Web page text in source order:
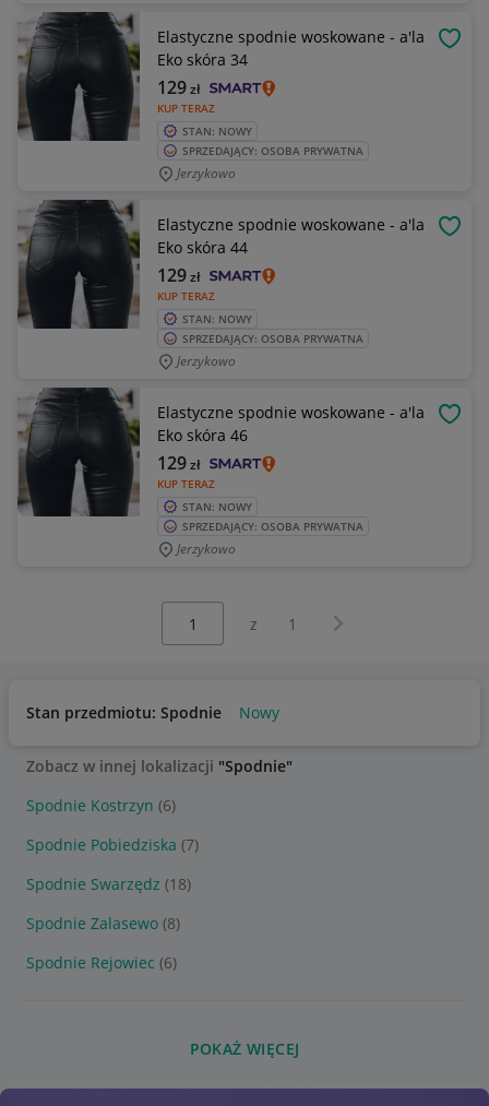
Elastyczne spodnie woskowane - a'la
Eko skóra 34
KUP TERAZ
129zł
STAN: NOWY
SPRZEDAJĄCY: OSOBA PRYWATNA
Jerzykowo
Elastyczne spodnie woskowane - a'la
Eko skóra 44
KUP TERAZ
129zł
STAN: NOWY
SPRZEDAJĄCY: OSOBA PRYWATNA
Jerzykowo
Elastyczne spodnie woskowane - a'la
Eko skóra 46
KUP TERAZ
129zł
STAN: NOWY
SPRZEDAJĄCY: OSOBA PRYWATNA
Jerzykowo
z 1 Następna strona
Stan przedmiotu: Spodnie Nowy
Zobacz w innej lokalizacji "Spodnie"
Spodnie Kostrzyn (6)
Spodnie Pobiedziska (7)
Spodnie Swarzędz (18)
Spodnie Zalasewo (8)
Spodnie Rejowiec (6)
POKAŻ WIĘCEJ